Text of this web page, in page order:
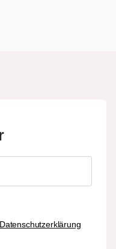
Datenschutzerklärung